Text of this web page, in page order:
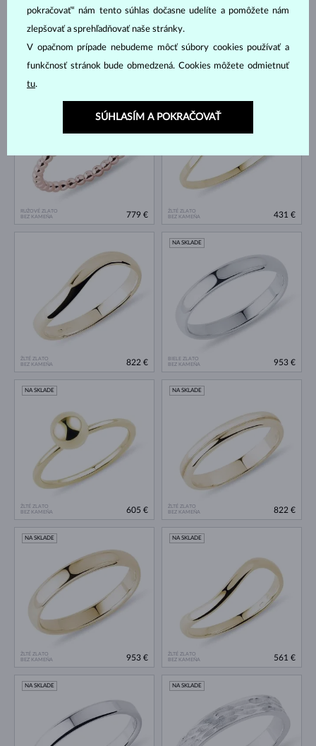
RUŽOVÉ ZLATO
BEZ KAMEŇA
500 €
ŽLTÉ ZLATO
BEZ KAMEŇA
474 €
RUŽOVÉ ZLATO
BEZ KAMEŇA
779 €
ŽLTÉ ZLATO
BEZ KAMEŇA
431 €
ŽLTÉ ZLATO
BEZ KAMEŇA
822 €
BIELE ZLATO
BEZ KAMEŇA
NA SKLADE
953 €
ŽLTÉ ZLATO
BEZ KAMEŇA
NA SKLADE
605 €
ŽLTÉ ZLATO
BEZ KAMEŇA
NA SKLADE
822 €
ŽLTÉ ZLATO
BEZ KAMEŇA
NA SKLADE
953 €
ŽLTÉ ZLATO
BEZ KAMEŇA
NA SKLADE
561 €
NA SKLADE NA SKLADE
pokračovať“ nám tento súhlas dočasne udelíte a pomôžete nám
zlepšovať a sprehľadňovať naše stránky.
V opačnom prípade nebudeme môcť súbory cookies používať a
funkčnosť stránok bude obmedzená. Cookies môžete odmietnuť
tu.
SÚHLASÍM A POKRAČOVAŤ